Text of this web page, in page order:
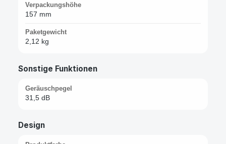
Verpackungshöhe
157 mm
Paketgewicht
2,12 kg
Sonstige Funktionen
Geräuschpegel
31,5 dB
Design